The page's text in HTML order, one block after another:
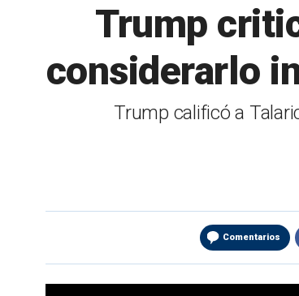
Trump
considerarlo
Trump calificó a
Comentarios